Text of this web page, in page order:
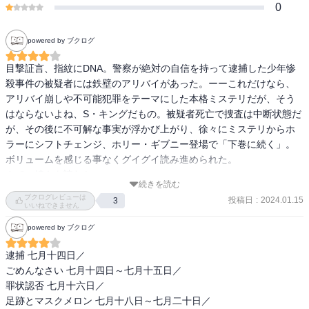
0
powered by ブクログ
目撃証言、指紋にDNA。警察が絶対の自信を持って逮捕した少年惨
殺事件の被疑者には鉄壁のアリバイがあった。ーーこれだけなら、
アリバイ崩しや不可能犯罪をテーマにした本格ミステリだが、そう
はならないよね、S・キングだもの。被疑者死亡で捜査は中断状態だ
が、その後に不可解な事実が浮かび上がり、徐々にミステリからホ
ラーにシフトチェンジ、ホリー・ギブニー登場で「下巻に続く」。
ボリュームを感じる事なくグイグイ読み進められた。
続きを読む
ブクログレビューは
いいねできません
3 投稿日 : 2024.01.15
powered by ブクログ
逮捕 七月十四日／
ごめんなさい 七月十四日～七月十五日／
罪状認否 七月十六日／
足跡とマスクメロン 七月十八日～七月二十日／